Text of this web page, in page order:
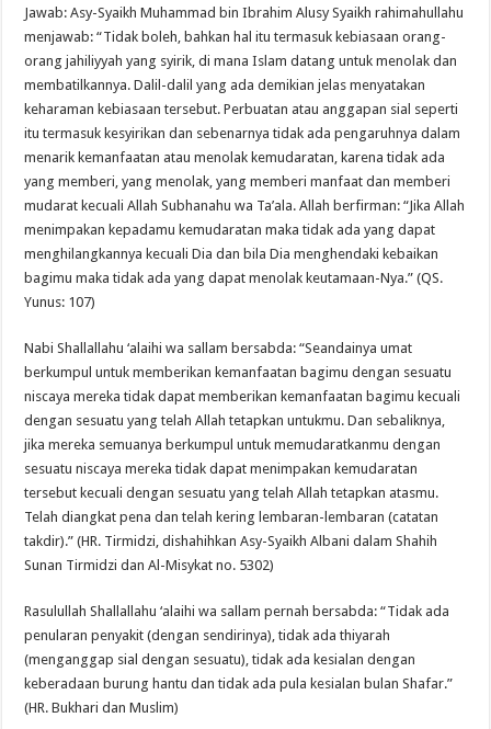
Jawab: Asy-Syaikh Muhammad bin Ibrahim Alusy Syaikh rahimahullahu
menjawab: “Tidak boleh, bahkan hal itu termasuk kebiasaan orang-
orang jahiliyyah yang syirik, di mana Islam datang untuk menolak dan
membatilkannya. Dalil-dalil yang ada demikian jelas menyatakan
keharaman kebiasaan tersebut. Perbuatan atau anggapan sial seperti
itu termasuk kesyirikan dan sebenarnya tidak ada pengaruhnya dalam
menarik kemanfaatan atau menolak kemudaratan, karena tidak ada
yang memberi, yang menolak, yang memberi manfaat dan memberi
mudarat kecuali Allah Subhanahu wa Ta’ala. Allah berfirman: “Jika Allah
menimpakan kepadamu kemudaratan maka tidak ada yang dapat
menghilangkannya kecuali Dia dan bila Dia menghendaki kebaikan
bagimu maka tidak ada yang dapat menolak keutamaan-Nya.” (QS.
Yunus: 107)
Nabi Shallallahu ‘alaihi wa sallam bersabda: “Seandainya umat
berkumpul untuk memberikan kemanfaatan bagimu dengan sesuatu
niscaya mereka tidak dapat memberikan kemanfaatan bagimu kecuali
dengan sesuatu yang telah Allah tetapkan untukmu. Dan sebaliknya,
jika mereka semuanya berkumpul untuk memudaratkanmu dengan
sesuatu niscaya mereka tidak dapat menimpakan kemudaratan
tersebut kecuali dengan sesuatu yang telah Allah tetapkan atasmu.
Telah diangkat pena dan telah kering lembaran-lembaran (catatan
takdir).” (HR. Tirmidzi, dishahihkan Asy-Syaikh Albani dalam Shahih
Sunan Tirmidzi dan Al-Misykat no. 5302)
Rasulullah Shallallahu ‘alaihi wa sallam pernah bersabda: “Tidak ada
penularan penyakit (dengan sendirinya), tidak ada thiyarah
(menganggap sial dengan sesuatu), tidak ada kesialan dengan
keberadaan burung hantu dan tidak ada pula kesialan bulan Shafar.”
(HR. Bukhari dan Muslim)